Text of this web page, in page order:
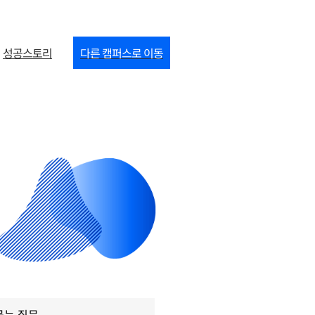
성공스토리 다른 캠퍼스로 이동